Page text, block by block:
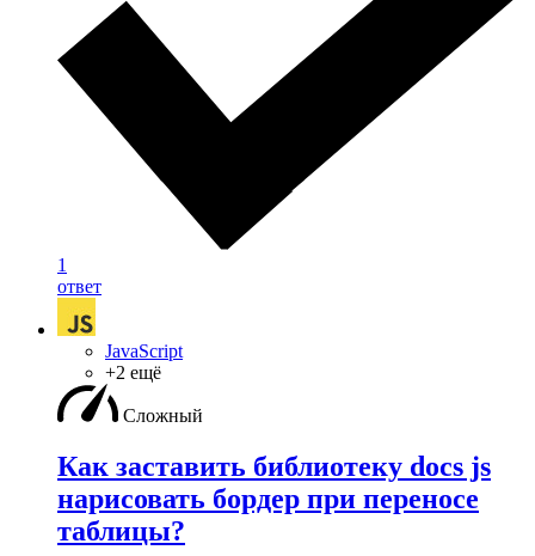
1
ответ
JavaScript
+2 ещё
Сложный
Как заставить библиотеку docs js
нарисовать бордер при переносе
таблицы?